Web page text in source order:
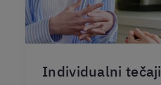
Individualni tečaji